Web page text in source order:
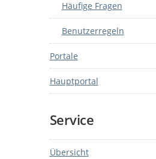
Häufige Fragen
Benutzerregeln
Portale
Hauptportal
Service
Übersicht